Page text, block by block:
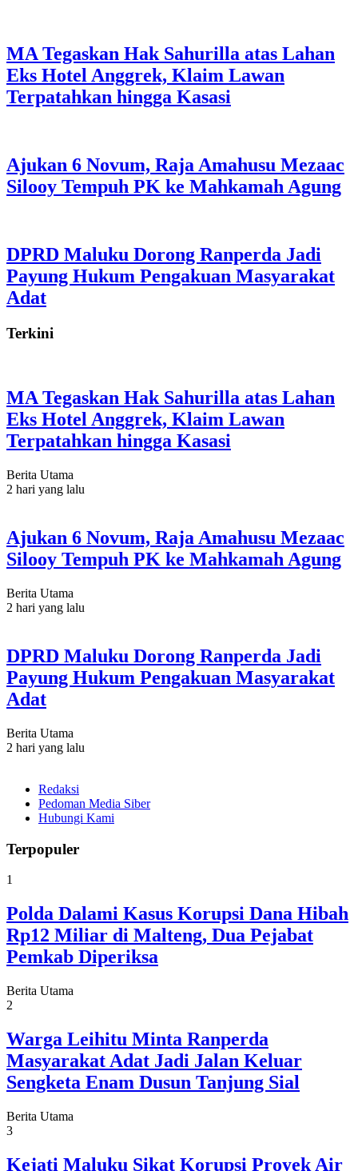
MA Tegaskan Hak Sahurilla atas Lahan
Eks Hotel Anggrek, Klaim Lawan
Terpatahkan hingga Kasasi
Ajukan 6 Novum, Raja Amahusu Mezaac
Silooy Tempuh PK ke Mahkamah Agung
DPRD Maluku Dorong Ranperda Jadi
Payung Hukum Pengakuan Masyarakat
Adat
Terkini
MA Tegaskan Hak Sahurilla atas Lahan
Eks Hotel Anggrek, Klaim Lawan
Terpatahkan hingga Kasasi
Berita Utama
2 hari yang lalu
Ajukan 6 Novum, Raja Amahusu Mezaac
Silooy Tempuh PK ke Mahkamah Agung
Berita Utama
2 hari yang lalu
DPRD Maluku Dorong Ranperda Jadi
Payung Hukum Pengakuan Masyarakat
Adat
Berita Utama
2 hari yang lalu
Redaksi
Pedoman Media Siber
Hubungi Kami
Terpopuler
1
Polda Dalami Kasus Korupsi Dana Hibah
Rp12 Miliar di Malteng, Dua Pejabat
Pemkab Diperiksa
Berita Utama
2
Warga Leihitu Minta Ranperda
Masyarakat Adat Jadi Jalan Keluar
Sengketa Enam Dusun Tanjung Sial
Berita Utama
3
Kejati Maluku Sikat Korupsi Proyek Air